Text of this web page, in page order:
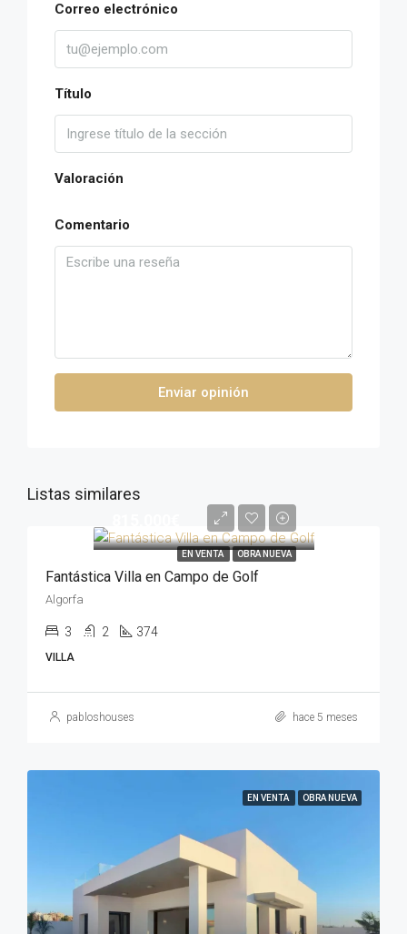
Correo electrónico
Título
Valoración
Comentario
Enviar opinión
Listas similares
EN VENTA OBRA NUEVA
Fantástica Villa en Campo de Golf
Algorfa
3 2 374
VILLA
pabloshouses hace 5 meses
EN VENTA OBRA NUEVA